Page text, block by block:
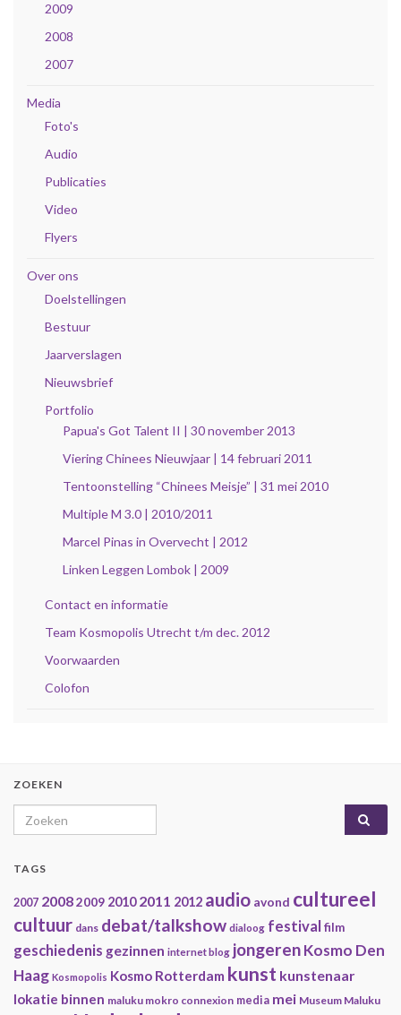
2009
2008
2007
Media
Foto's
Audio
Publicaties
Video
Flyers
Over ons
Doelstellingen
Bestuur
Jaarverslagen
Nieuwsbrief
Portfolio
Papua's Got Talent II | 30 november 2013
Viering Chinees Nieuwjaar | 14 februari 2011
Tentoonstelling “Chinees Meisje” | 31 mei 2010
Multiple M 3.0 | 2010/2011
Marcel Pinas in Overvecht | 2012
Linken Leggen Lombok | 2009
Contact en informatie
Team Kosmopolis Utrecht t/m dec. 2012
Voorwaarden
Colofon
ZOEKEN
Search for:
TAGS
2007 20082009 2010 2011 2012 audio avond cultureel
cultuur dans debat/talkshow dialoog festival film
geschiedenis gezinnen internet blog jongerenKosmo Den
Haag Kosmopolis Kosmo Rotterdam kunst kunstenaar
lokatie binnen maluku mokro connexion media mei Museum Maluku